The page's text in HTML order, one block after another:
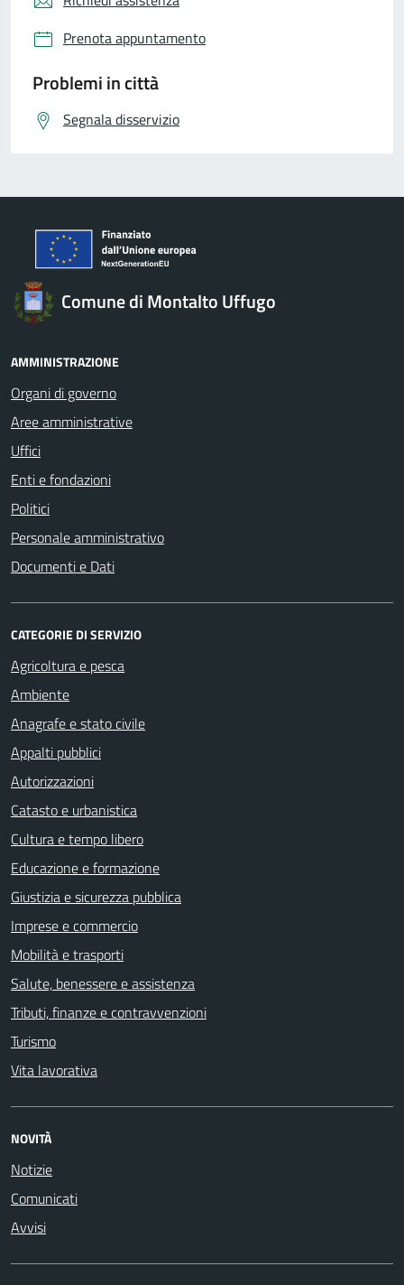
Prenota appuntamento
Problemi in città
Segnala disservizio
Comune di Montalto Uffugo
AMMINISTRAZIONE
Organi di governo
Aree amministrative
Uffici
Enti e fondazioni
Politici
Personale amministrativo
Documenti e Dati
CATEGORIE DI SERVIZIO
Agricoltura e pesca
Ambiente
Anagrafe e stato civile
Appalti pubblici
Autorizzazioni
Catasto e urbanistica
Cultura e tempo libero
Educazione e formazione
Giustizia e sicurezza pubblica
Imprese e commercio
Mobilità e trasporti
Salute, benessere e assistenza
Tributi, finanze e contravvenzioni
Turismo
Vita lavorativa
NOVITÀ
Notizie
Comunicati
Avvisi